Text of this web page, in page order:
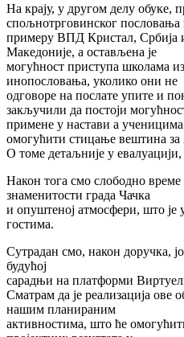
На крају, у другом делу обуке,
спољнотрговинског пословања
примеру ВПД Кристал,
Македоније, а остављена је
могућност приступа школама
инопословања, уколико они не
одговоре на послате упите и
закључили да постоји
примене у настави а
омогућити стицање вештина за
О томе детаљније у евалуацији,
Након тога смо слободно
знаменитости града Чачка
и опуштеној атмосфери, што
гостима.
Сутрадан смо, након доручка,
будућој
сарадњи на платформи
Сматрам да је реализација ове
нашим планираним
активностима, што ће